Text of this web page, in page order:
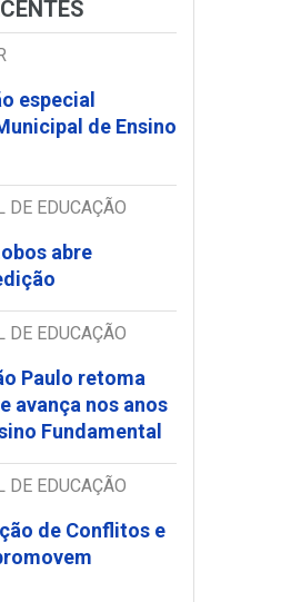
especial
de Ensino
DE EDUCAÇÃO
abre
DE EDUCAÇÃO
Paulo retoma
avança nos anos
Fundamental
DE EDUCAÇÃO
de Conflitos e